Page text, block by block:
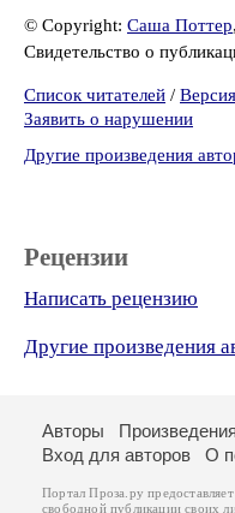
© Copyright: Саша Поттер
Свидетельство о
Список читателей /
Заявить о нарушении
Другие произведения
Рецензии
Написать рецензию
Другие произведения
Авторы Произведения
Вход для авторов
О
Портал Проза.ру
свободной публикации своих